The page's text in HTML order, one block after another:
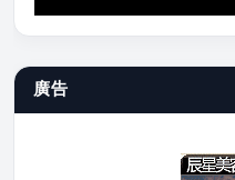
廣告